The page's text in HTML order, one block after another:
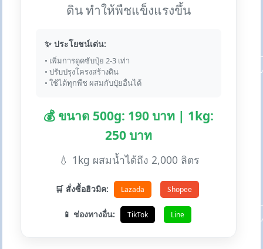
ดิน ทำให้พืชแข็งแรงขึ้น
✨ ประโยชน์เด่น:
• เพิ่มการดูดซับปุ๋ย 2-3 เท่า
• ปรับปรุงโครงสร้างดิน
• ใช้ได้ทุกพืช ผสมกับปุ๋ยอื่นได้
💰 ขนาด 500g: 190 บาท | 1kg:
250 บาท
💧 1kg ผสมน้ำได้ถึง 2,000 ลิตร
🛒 สั่งซื้อฮิวมิค: Lazada Shopee
📱 ช่องทางอื่น: TikTok Line